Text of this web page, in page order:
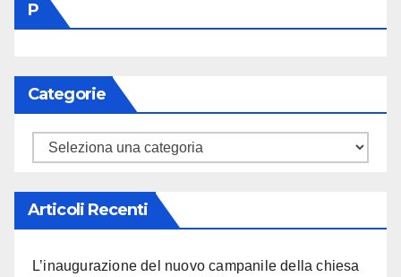
P
Categorie
Categorie
Articoli Recenti
L’inaugurazione del nuovo campanile della chiesa